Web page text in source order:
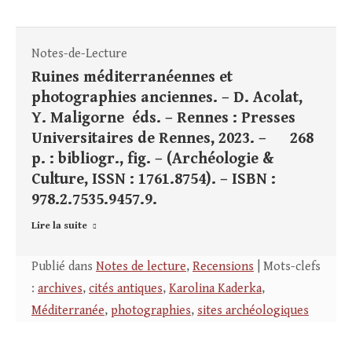
Notes-de-Lecture
Ruines méditerranéennes et
photographies anciennes. – D. Acolat,
Y. Maligorne éds. – Rennes : Presses
Universitaires de Rennes, 2023. – 268
p. : bibliogr., fig. – (Archéologie &
Culture, ISSN : 1761.8754). – ISBN :
978.2.7535.9457.9.
Lire la suite
Publié dans Notes de lecture, Recensions | Mots-clefs
: archives, cités antiques, Karolina Kaderka,
Méditerranée, photographies, sites archéologiques